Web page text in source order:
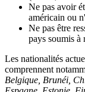
Ne pas avoir
américain ou
Ne pas être
pays soumis à
Les nationalités
comprennent
Belgique, Brunéi,